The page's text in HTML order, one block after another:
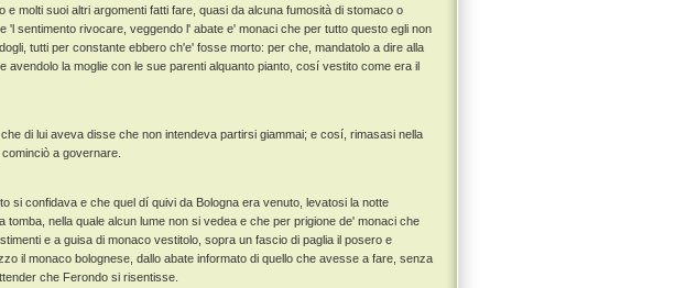
molti suoi altri argomenti fatti fare, quasi da alcuna fumosità di stomaco o
sentimento rivocare, veggendo l' abate e' monaci che per tutto questo egli non
tutti per constante ebbero ch'e' fosse morto: per che, mandatolo a dire alla
avendolo la moglie con le sue parenti alquanto pianto, cosí vestito come era il
di lui aveva disse che non intendeva partirsi giammai; e cosí, rimasasi nella
a governare.
si confidava e che quel dí quivi da Bologna era venuto, levatosi la notte
nella quale alcun lume non si vedea e che per prigione de' monaci che
e a guisa di monaco vestitolo, sopra un fascio di paglia il posero e
il monaco bolognese, dallo abate informato di quello che avesse a fare, senza
che Ferondo si risentisse.